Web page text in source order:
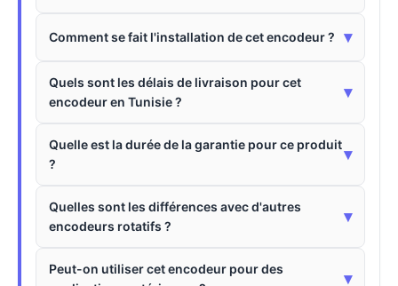
Comment se fait l'installation de cet encodeur ? ▾
Quels sont les délais de livraison pour cet
encodeur en Tunisie ?
▾
Quelle est la durée de la garantie pour ce produit
?
▾
Quelles sont les différences avec d'autres
encodeurs rotatifs ?
▾
Peut-on utiliser cet encodeur pour des
▾